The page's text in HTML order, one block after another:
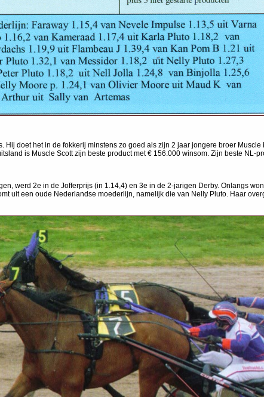
doet het in de fokkerij minstens zo goed als zijn 2 jaar jongere broer
is Muscle Scott zijn beste product met € 156.000 winsom. Zijn beste NL-
werd 2e in de Jofferprijs (in 1.14,4) en 3e in de 2-jarigen Derby. Onlangs
uit een oude Nederlandse moederlijn, namelijk die van Nelly Pluto. Haar